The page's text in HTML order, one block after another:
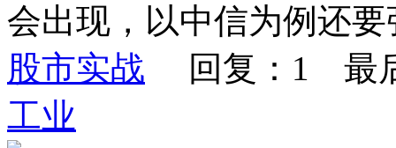
会出现，以中信为例还
股市实战 回复：1 最
工业